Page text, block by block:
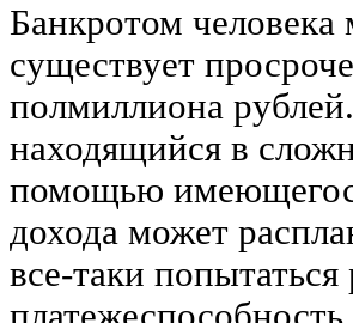
Банкротом человека
существует
полмиллиона
находящийся в
помощью
дохода может
все-таки